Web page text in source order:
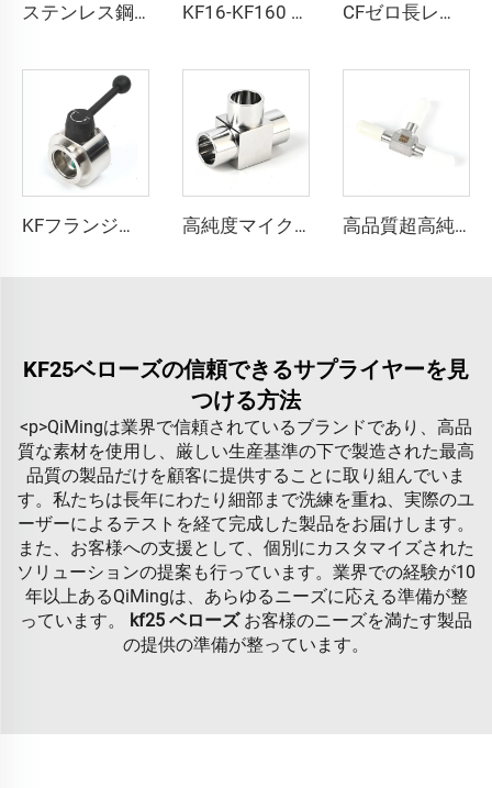
ステンレス鋼製3ピース真空フランジボールバルブ NW63-100 SS304/SS316L 縮小孔 ISO63-ISO100 フランジバルブ KF16-KF160 NW16-50 ステンレス鋼 SS304 SS316L アルミニウム PTFE 真空フランジ用ブラインドフランジ 高品質なブランク継手 CFゼロ長レデューサー SS304 SS316L 高真空継手 異なるサイズのCFフランジ（両側）ステンレス鋼 通し穴／メトリックネジ CF35xCF16-CF200xCF150 UNCネジ
KFフランジ式バタフライバルブ KF25/KF40/KF50 高品質 SS304/SS316L 真空スイベルバルブ プレート FKMシール付き ステンレス鋼製 流量調整式 NW25/NW40/NW50 高純度マイクロフィットチューブブチウェルディングティー継手 ステンレス鋼超高純度ティー溶接継手 SS316L T字型マイクロ溶接継手 高品質超高純度チューブ SS316L 長尺ティー 長尺溶接継手 UHP自動オービタルステンレス鋼ウェルディングティー継手
KF25ベローズの信頼できるサプライヤーを見
つける方法
<p>QiMingは業界で信頼されているブランドであり、高品
質な素材を使用し、厳しい生産基準の下で製造された最高
品質の製品だけを顧客に提供することに取り組んでいま
す。私たちは長年にわたり細部まで洗練を重ね、実際のユ
ーザーによるテストを経て完成した製品をお届けします。
また、お客様への支援として、個別にカスタマイズされた
ソリューションの提案も行っています。業界での経験が10
年以上あるQiMingは、あらゆるニーズに応える準備が整
っています。 kf25 ベローズ お客様のニーズを満たす製品
の提供の準備が整っています。